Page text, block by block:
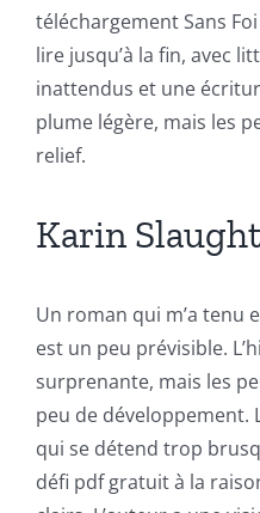
téléchargement Sans
lire jusqu’à la fin, avec
inattendus et une
plume légère, mais les
relief.
Karin
Un roman qui m’a tenu
est un peu prévisible.
surprenante, mais les
peu de développement.
qui se détend trop
défi pdf gratuit à la
Technology
and
Chance:
The
Role
Unlimluck
in
Revolutionizing
Online
Casino